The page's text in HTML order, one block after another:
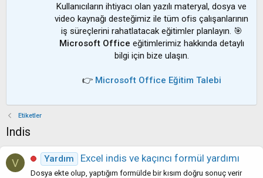
Kullanıcıların ihtiyacı olan yazılı materyal, dosya ve
video kaynağı desteğimiz ile tüm ofis çalışanlarının
iş süreçlerini rahatlatacak eğitimler planlayın. 🎯
Microsoft Office eğitimlerimiz hakkında detaylı
bilgi için bize ulaşın.
👉 Microsoft Office Eğitim Talebi
Etiketler
Indis
V Yardım Excel indis ve kaçıncı formül yardımı
Dosya ekte olup, yaptığım formülde bir kısım doğru sonuç verir